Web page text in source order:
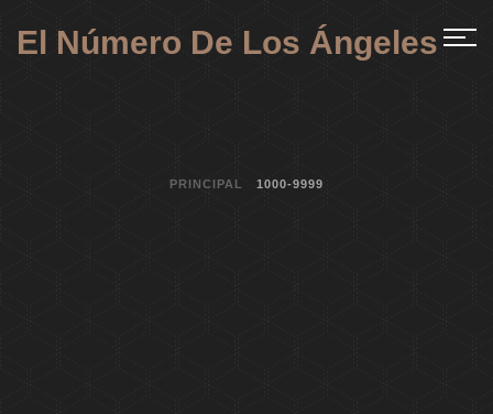
El Número De Los Ángeles
PRINCIPAL 1000-9999